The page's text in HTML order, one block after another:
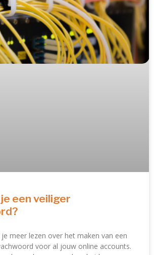
een veiliger
meer lezen over het maken van een
voor al jouw online accounts.